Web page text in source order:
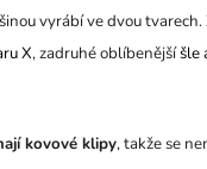
vyrábí ve dvou tvarech.
X, zadruhé oblíbenějšíšle
kovové klipy, takže se